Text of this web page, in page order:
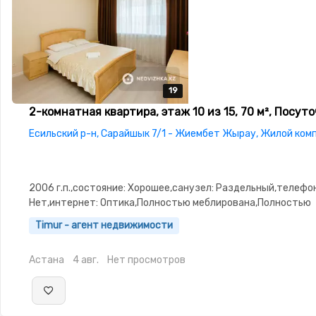
19
19
19
19
19
2-комнатная квартира, этаж 10 из 15, 70 м²,
Есильский р-н, Сарайшык 7/1 - Жиембет Жырау, Жилой
2006 г.п.,состояние: Хорошее,санузел:
Нет,интернет: Оптика,Полностью меблирована,Полностью
меблирована,паркинг:
изолированы,Встроенная
Timur - агент недвижимости
Астана 4 авг. Нет просмотров